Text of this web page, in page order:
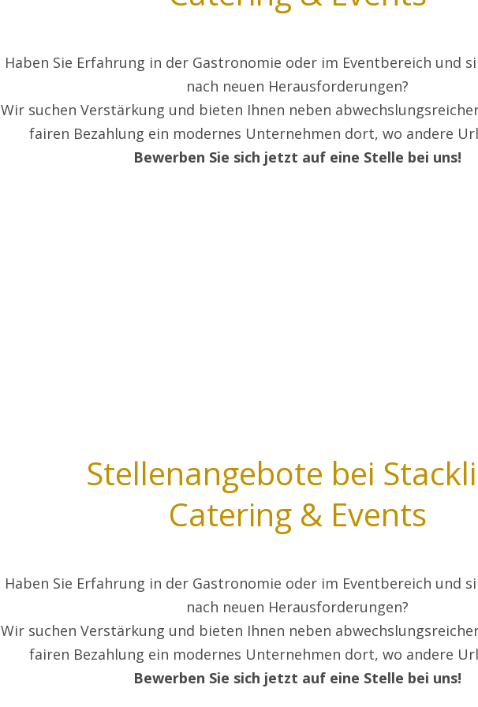
Haben Sie Erfahrung in der Gastronomie oder im Eventbereich und
nach neuen Herausforderungen?
Wir suchen Verstärkung und bieten Ihnen neben
fairen Bezahlung ein modernes Unternehmen dort, wo andere
Bewerben Sie sich jetzt auf eine Stelle bei uns!
Stellenangebote bei
Catering & Events
Haben Sie Erfahrung in der Gastronomie oder im Eventbereich und
nach neuen Herausforderungen?
Wir suchen Verstärkung und bieten Ihnen neben
fairen Bezahlung ein modernes Unternehmen dort, wo andere
Bewerben Sie sich jetzt auf eine Stelle bei uns!